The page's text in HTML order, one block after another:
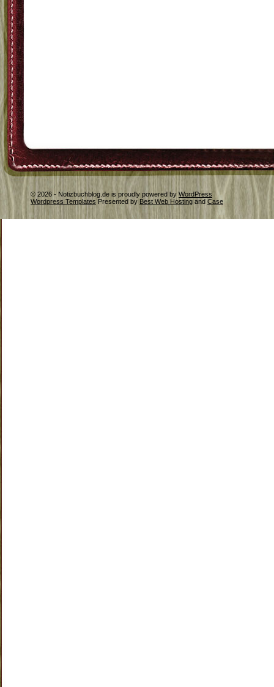
© 2026 - Notizbuchblog.de is proudly powered by WordPress
Wordpress Templates Presented by Best Web Hosting and Case